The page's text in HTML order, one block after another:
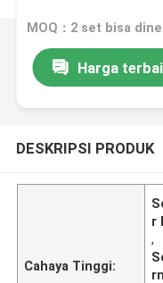
Harga
DESKRIPSI PRODUK
Cahaya Tinggi:
r
,